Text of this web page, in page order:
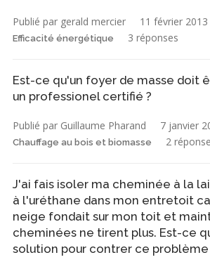
Publié par gerald mercier 11 février 2013
Efficacité énergétique 3 réponses
Est-ce qu'un foyer de masse doit
un professionel certifié ?
Publié par Guillaume Pharand 7 janvier
Chauffage au bois et biomasse 2
J'ai fais isoler ma cheminée à la
à l'uréthane dans mon entretoit
neige fondait sur mon toit et
cheminées ne tirent plus. Est-ce
solution pour contrer ce problème